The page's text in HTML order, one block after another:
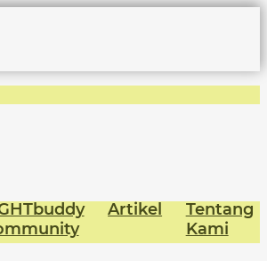
Artikel
Tentang
Kami